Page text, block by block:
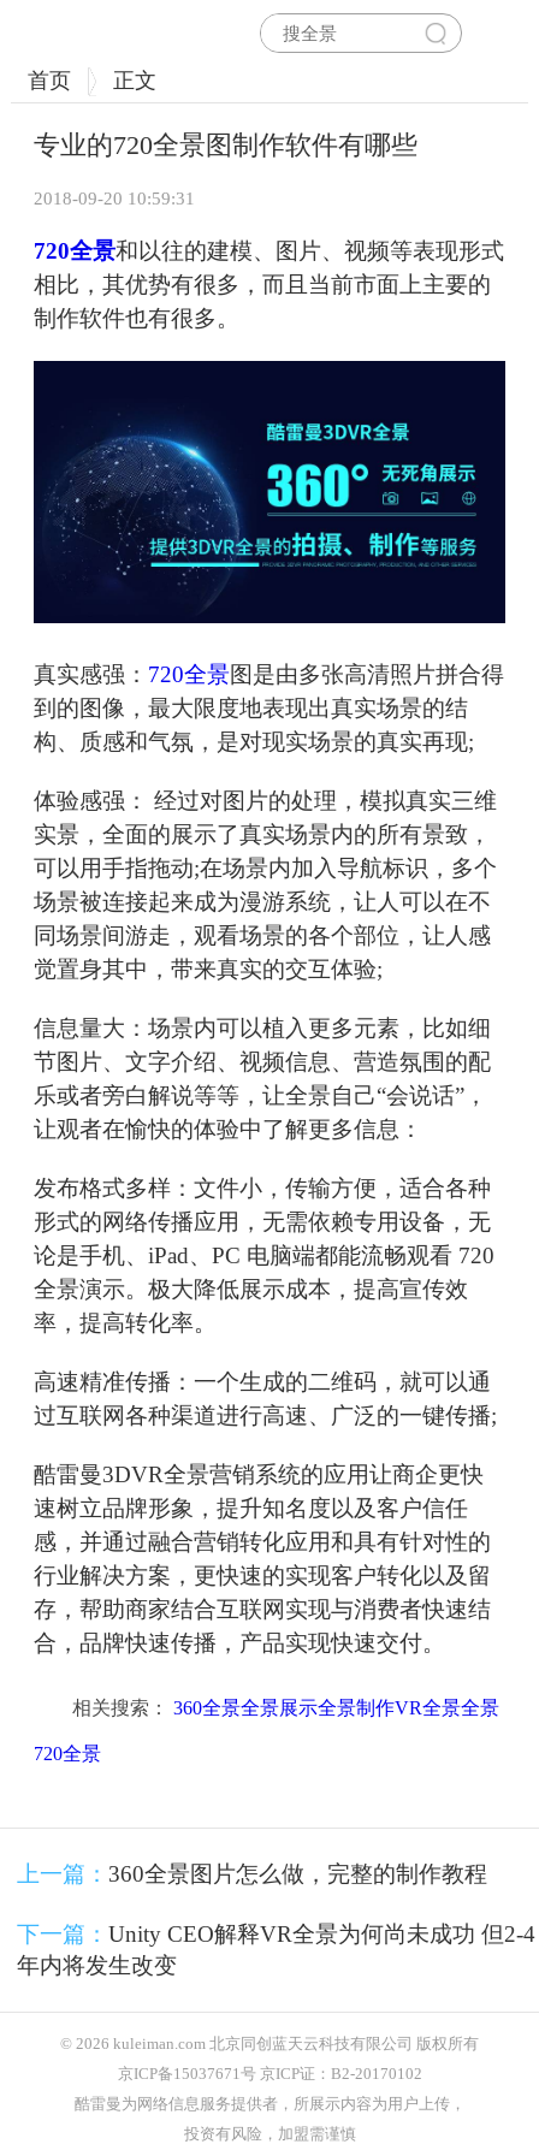
首页 正文
专业的720全景图制作软件有哪些
2018-09-20 10:59:31
720全景和以往的建模、图片、视频等表现形式
相比，其优势有很多，而且当前市面上主要的
制作软件也有很多。
真实感强： 720全景图是由多张高清照片拼合得
到的图像，最大限度地表现出真实场景的结
构、质感和气氛，是对现实场景的真实再现;
体验感强： 经过对图片的处理，模拟真实三维
实景，全面的展示了真实场景内的所有景致，
可以用手指拖动;在场景内加入导航标识，多个
场景被连接起来成为漫游系统，让人可以在不
同场景间游走，观看场景的各个部位，让人感
觉置身其中，带来真实的交互体验;
信息量大：场景内可以植入更多元素，比如细
节图片、文字介绍、视频信息、营造氛围的配
乐或者旁白解说等等，让全景自己“会说话”，
让观者在愉快的体验中了解更多信息：
发布格式多样：文件小，传输方便，适合各种
形式的网络传播应用，无需依赖专用设备，无
论是手机、iPad、PC 电脑端都能流畅观看 720
全景演示。极大降低展示成本，提高宣传效
率，提高转化率。
高速精准传播：一个生成的二维码，就可以通
过互联网各种渠道进行高速、广泛的一键传播;
酷雷曼3DVR全景营销系统的应用让商企更快
速树立品牌形象，提升知名度以及客户信任
感，并通过融合营销转化应用和具有针对性的
行业解决方案，更快速的实现客户转化以及留
存，帮助商家结合互联网实现与消费者快速结
合，品牌快速传播，产品实现快速交付。
相关搜索： 360全景全景展示全景制作VR全景全景
720全景
上一篇： 360全景图片怎么做，完整的制作教程
下一篇： Unity CEO解释VR全景为何尚未成功 但2-4
年内将发生改变
© 2026 kuleiman.com 北京同创蓝天云科技有限公司 版权所有
京ICP备15037671号 京ICP证：B2-20170102
酷雷曼为网络信息服务提供者，所展示内容为用户上传，
投资有风险，加盟需谨慎